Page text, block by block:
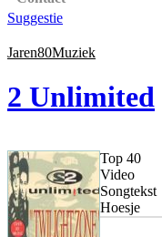
Suggestie
Jaren80Muziek
2 Unlimited
Top 40
Video
Songtekst
Hoesje